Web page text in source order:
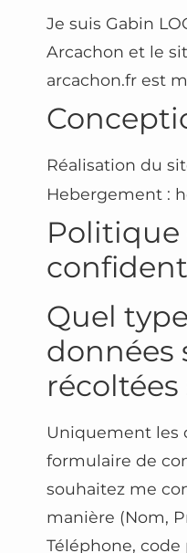
Je suis Gabin
Arcachon et le
arcachon.fr est
Réalisation du
Hebergement :
Politique
Quel
données
récoltées
Uniquement les
formulaire de
souhaitez me
manière (Nom,
Téléphone, code